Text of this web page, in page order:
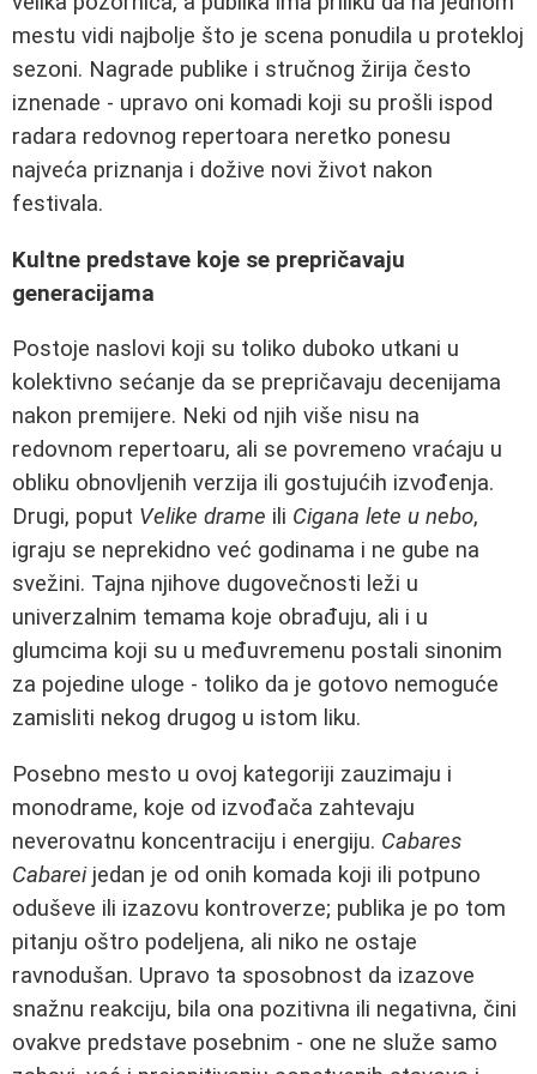
mestu vidi najbolje što je scena ponudila u protekloj
sezoni. Nagrade publike i stručnog žirija često
iznenade - upravo oni komadi koji su prošli ispod
radara redovnog repertoara neretko ponesu
najveća priznanja i dožive novi život nakon
festivala.
Kultne predstave koje se prepričavaju
generacijama
Postoje naslovi koji su toliko duboko utkani u
kolektivno sećanje da se prepričavaju decenijama
nakon premijere. Neki od njih više nisu na
redovnom repertoaru, ali se povremeno vraćaju u
obliku obnovljenih verzija ili gostujućih izvođenja.
Drugi, poput Velike drame ili Cigana lete u nebo,
igraju se neprekidno već godinama i ne gube na
svežini. Tajna njihove dugovečnosti leži u
univerzalnim temama koje obrađuju, ali i u
glumcima koji su u međuvremenu postali sinonim
za pojedine uloge - toliko da je gotovo nemoguće
zamisliti nekog drugog u istom liku.
Posebno mesto u ovoj kategoriji zauzimaju i
monodrame, koje od izvođača zahtevaju
neverovatnu koncentraciju i energiju. Cabares
Cabareijedan je od onih komada koji ili potpuno
oduševe ili izazovu kontroverze; publika je po tom
pitanju oštro podeljena, ali niko ne ostaje
ravnodušan. Upravo ta sposobnost da izazove
snažnu reakciju, bila ona pozitivna ili negativna, čini
ovakve predstave posebnim - one ne služe samo